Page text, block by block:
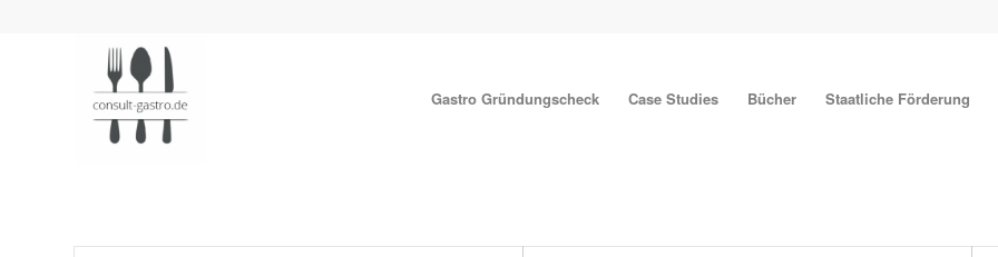
Gastro Gründungscheck Case Studies Bücher Staatliche Förderung